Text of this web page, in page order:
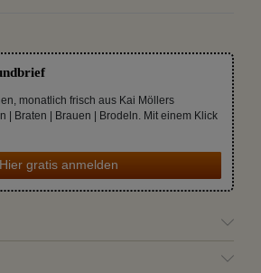
monatlich frisch aus Kai Möllers
| Braten | Brauen | Brodeln. Mit einem Klick
Hier gratis anmelden